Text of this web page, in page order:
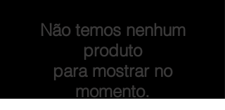
Não temos nenhum
produto
para mostrar no
momento.